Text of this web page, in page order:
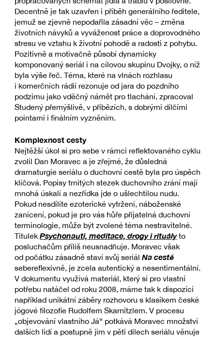
Decentně je tak uzavřen i příběh generálního ředitele,
jemuž se zjevně nepodařila zásadní věc – změna
životních návyků a vyváženost práce a doprovodného
stresu ve vztahu k životní pohodě a radosti z pohybu.
Pozitivně a motivačně působí dynamicky
komponovaný seriál i na cílovou skupinu Dvojky, o níž
byla výše řeč. Téma, které na vlnách rozhlasu
i komerčních rádií rezonuje od jara do pozdního
podzimu jako vděčný námět pro tlachání, zpracoval
Studený přemýšlivě, v příbězích, s dobrými dílčími
pointami i finálním vyzněním.
Komplexnost cesty
Nejtěžší úkol si pro sebe v rámci reflektovaného cyklu
zvolil Dan Moravec a je zřejmé, že důsledná
dramaturgie seriálu o duchovní cestě byla pro úspěch
klíčová. Popisy trnitých stezek duchovního zrání mají
mnohá úskalí a nezřídka jde o ušlechtilou nudu.
Pokud nesdílíte ezoterické vytržení, náboženské
zanícení, pokud je pro vás hůře přijatelná duchovní
terminologie, může být zvolené téma nestravitelné.
Titulek Psychonauti, meditace, drogy i rituályto
posluchačům příliš neusnadňuje. Moravec však
od počátku zásadně staví svůj seriál Na cestě
sebereflexivně, je zcela autentický a nesentimentální.
V dokumentu využívá materiál, který si pro vlastní
potřebu natáčel od roku 2008, máme tak k dispozici
například unikátní záběry rozhovoru s klasikem české
jógové filozofie Rudolfem Skarnitzlem. V procesu
„objevování vlastního Já“ potkává Moravec množství
dalších lidí a postupně jim v pěti dílech seriálu věnuje